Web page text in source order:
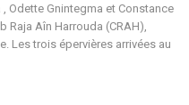
Odette Gnintegma et Constance
Aîn Harrouda (CRAH),
Les trois épervières arrivées au